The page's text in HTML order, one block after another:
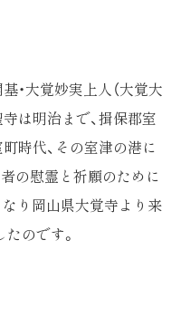
・大覚妙実上人（大覚大
は明治まで、揖保郡室
時代、その室津の港に
の慰霊と祈願のために
なり岡山県大覚寺より来
のです。